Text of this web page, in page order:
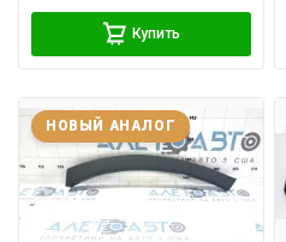
Купить
НОВЫЙ АНАЛОГ